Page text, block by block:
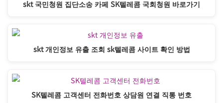
skt 국민청원 집단소송 카페 SK텔레콤 국회청원 바로가기
skt 개인정보 유출 조회 sk텔레콤 사이트 확인 방법
SK텔레콤 고객센터 전화번호 상담원 연결 직통 번호